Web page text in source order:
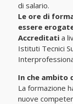
di salario.
Le ore di
essere
Accreditati a
Istituti Tecnici
In che ambito
La formazione
nuove